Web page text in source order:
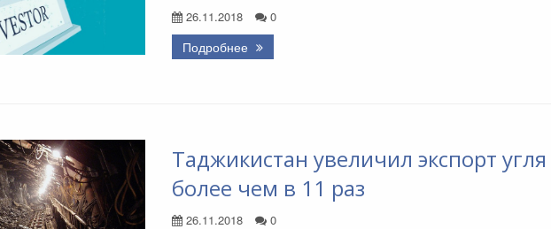
26.11.2018 0
Подробнее
Таджикистан увеличил экспорт угля
более чем в 11 раз
26.11.2018 0